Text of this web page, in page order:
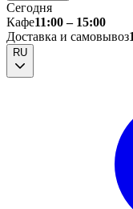
Сегодня
Кафе11:00 – 15:00
Доставка и самовывоз
RU